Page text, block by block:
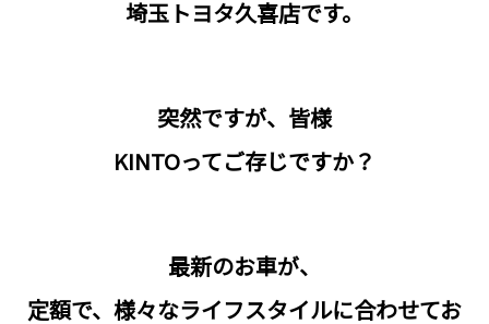
埼玉トヨタ久喜店です。
突然ですが、皆様
KINTOってご存じですか？
最新のお車が、
定額で、様々なライフスタイルに合わせてお